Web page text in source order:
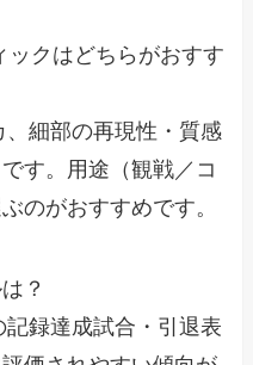
ックはどちらがおすす
細部の再現性・質感
す。用途（観戦／コ
のがおすすめです。
？
録達成試合・引退表